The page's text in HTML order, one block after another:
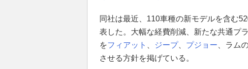
同社は最近、110車種の新モデルを含む
表した。大幅な経費削減、新たな共通プ
をフィアット ジープ、 プジョー 、ラム
させる方針を掲げている。